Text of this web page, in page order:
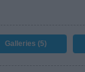
Galleries (5)